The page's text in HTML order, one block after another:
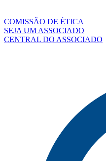
COMISSÃO DE ÉTICA
SEJA UM ASSOCIADO
CENTRAL DO ASSOCIADO